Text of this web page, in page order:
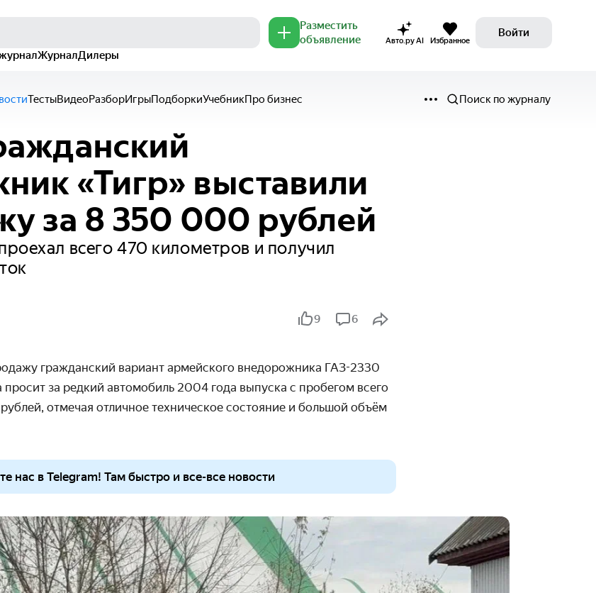
Разместить
объявление
Авто.ру AI Избранное
Войти
ЖурналДилеры
ТестыВидеоРазборИгрыПодборкиУчебникПро бизнес Поиск по журналу
«Тигр» выставили
за 8 350 000 рублей
всего 470 километров и получил
9 6
гражданский вариант армейского внедорожника ГАЗ-2330
просит за редкий автомобиль 2004 года выпуска с пробегом всего
отмечая отличное техническое состояние и большой объём
нас в Telegram! Там быстро и все-все новости